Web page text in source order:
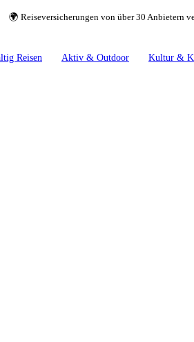
🌍 Reiseversicherungen von über 30 Anbietern
Reisen Aktiv & Outdoor Kultur &